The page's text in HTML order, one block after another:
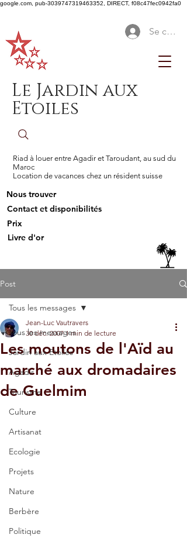
google.com, pub-3039747319463352, DIRECT, f08c47fec0942fa0
Se
Le Jardin aux
Etoiles
Riad à louer entre Agadir et Taroudant, au sud du
Maroc
Location de vacances chez un résident suisse
Nous trouver
Contact et disponibilités
Prix
Livre d'or
Post
Tous les messages
Jardin aux Etoiles
Agadir
Tourisme
Culture
Artisanat
Ecologie
Projets
Nature
Berbère
Politique
Tous les messages
Les moutons de l'Aïd au
marché aux dromadaires
de Guelmim
Jean-Luc Vautravers
30 déc. 2007 1 min de lecture